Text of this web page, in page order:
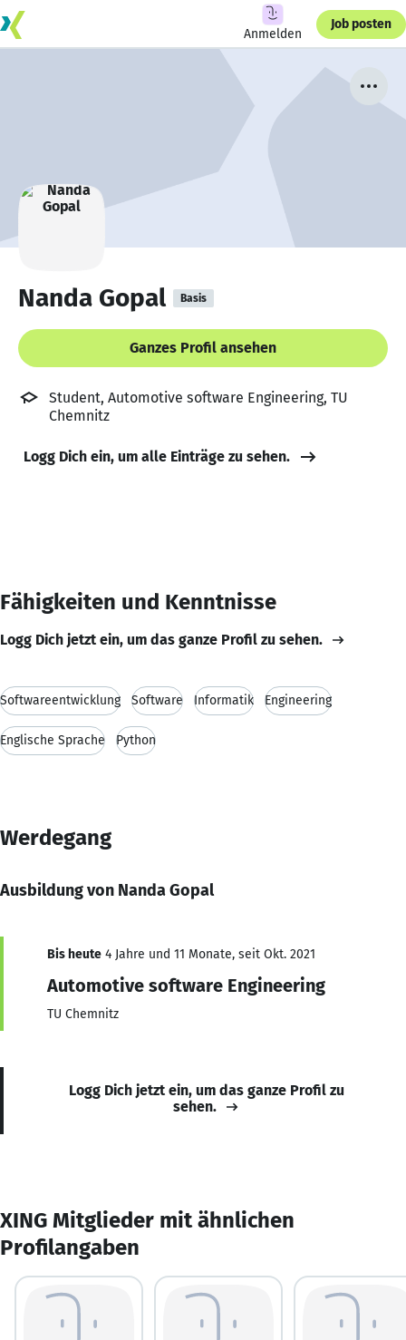
Anmelden
Job posten
Nanda Gopal Basis
Ganzes Profil ansehen
Student, Automotive software Engineering, TU
Chemnitz
Logg Dich ein, um alle Einträge zu sehen.
Fähigkeiten und Kenntnisse
Logg Dich jetzt ein, um das ganze Profil zu sehen.
Softwareentwicklung Software Informatik Engineering
Englische Sprache Python
Werdegang
Ausbildung von Nanda Gopal
Bis heute 4 Jahre und 11 Monate, seit Okt. 2021
Automotive software Engineering
TU Chemnitz
Logg Dich jetzt ein, um das ganze Profil zu
sehen.
XING Mitglieder mit ähnlichen
Profilangaben